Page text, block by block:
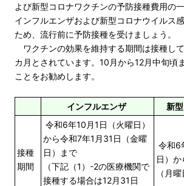
よび新型コロナワクチンの予防接種費用の
インフルエンザおよび新型コロナウイルス
ため、流行前に予防接種を受けましょう。
ワクチンの効果を維持する期間は接種し
カ月とされています。10月から12月中旬頃
ことをお勧めします。
インフルエンザ 新
接種
期間
令和6年10月1日（火曜日）
から令和7年1月31日（金曜
日）まで
（下記（1）-2の医療機関で
接種する場合は12月31日
令和6
日）
（月